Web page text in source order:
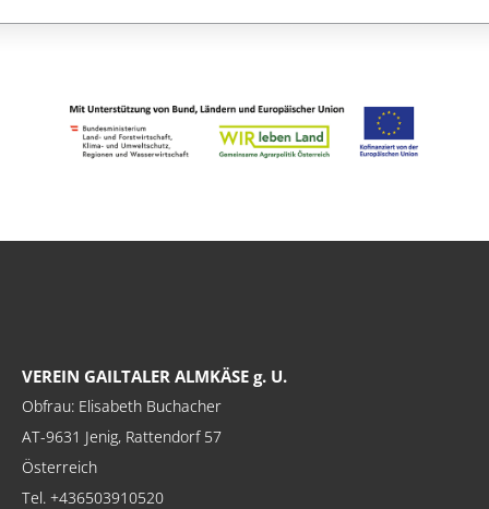
VEREIN GAILTALER ALMKÄSE g. U.
Obfrau: Elisabeth Buchacher
AT-9631 Jenig, Rattendorf 57
Österreich
Tel. +436503910520